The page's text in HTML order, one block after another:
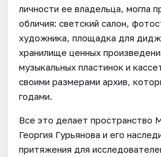
личности ее владельца, могла
обличия: светский салон,
художника, площадка для
хранилище ценных
музыкальных пластинок и
своими размерами архив,
годами.
Все это делает пространство
Георгия Гурьянова и его
притяжения для